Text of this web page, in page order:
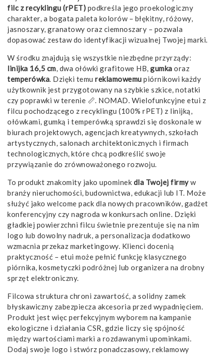
filc z recyklingu (rPET) podkreśla jego proekologiczny
charakter, a bogata paleta kolorów – błękitny, różowy,
jasnoszary, granatowy oraz ciemnoszary – pozwala
dopasować zestaw do identyfikacji wizualnej Twojej marki.
W środku znajdują się wszystkie niezbędne przyrządy:
linijka 16,5 cm, dwa ołówki grafitowe HB, gumka oraz
temperówka. Dzięki temu reklamowemu piórnikowi każdy
użytkownik jest przygotowany na szybkie szkice, notatki
czy poprawki w terenie 📏. NOMAD. Wielofunkcyjne etui z
filcu pochodzącego z recyklingu (100% rPET) z linijką,
ołówkami, gumką i temperówką sprawdzi się doskonale w
biurach projektowych, agencjach kreatywnych, szkołach
artystycznych, salonach architektonicznych i firmach
technologicznych, które chcą podkreślić swoje
przywiązanie do zrównoważonego rozwoju.
To produkt znakomity jako upominek dla Twojej firmyw
branży nieruchomości, budownictwa, edukacji lub IT. Może
służyć jako welcome pack dla nowych pracowników, gadżet
konferencyjny czy nagroda w konkursach online. Dzięki
gładkiej powierzchni filcu świetnie prezentuje się na nim
logo lub dowolny nadruk, a personalizacja dodatkowo
wzmacnia przekaz marketingowy. Klienci docenią
praktyczność – etui może pełnić funkcję klasycznego
piórnika, kosmetyczki podróżnej lub organizera na drobny
sprzęt elektroniczny.
Filcowa struktura chroni zawartość, a solidny zamek
błyskawiczny zabezpiecza akcesoria przed wypadnięciem.
Produkt jest więc perfekcyjnym wyborem na kampanie
ekologiczne i działania CSR, gdzie liczy się spójność
między wartościami marki a rozdawanymi upominkami.
Dodaj swoje logo i stwórz ponadczasowy, reklamowy